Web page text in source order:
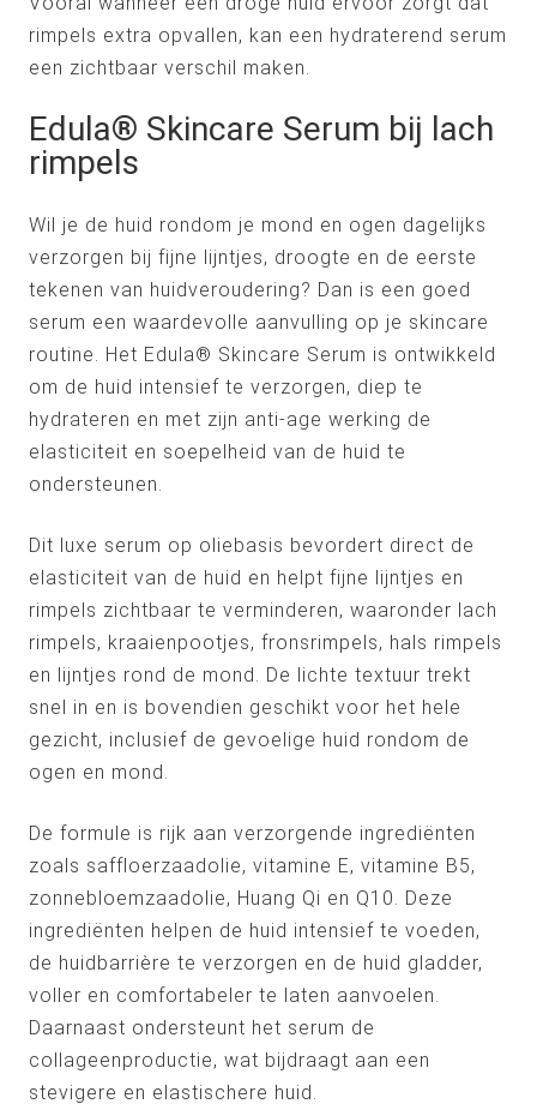
rimpels extra opvallen, kan een hydraterend serum
een zichtbaar verschil maken.
Edula® Skincare Serum bij lach
rimpels
Wil je de huid rondom je mond en ogen dagelijks
verzorgen bij fijne lijntjes, droogte en de eerste
tekenen van huidveroudering? Dan is een goed
serum een waardevolle aanvulling op je skincare
routine. Het Edula® Skincare Serum is ontwikkeld
om de huid intensief te verzorgen, diep te
hydrateren en met zijn anti-age werking de
elasticiteit en soepelheid van de huid te
ondersteunen.
Dit luxe serum op oliebasis bevordert direct de
elasticiteit van de huid en helpt fijne lijntjes en
rimpels zichtbaar te verminderen, waaronder lach
rimpels, kraaienpootjes, fronsrimpels, hals rimpels
en lijntjes rond de mond. De lichte textuur trekt
snel in en is bovendien geschikt voor het hele
gezicht, inclusief de gevoelige huid rondom de
ogen en mond.
De formule is rijk aan verzorgende ingrediënten
zoals saffloerzaadolie, vitamine E, vitamine B5,
zonnebloemzaadolie, Huang Qi en Q10. Deze
ingrediënten helpen de huid intensief te voeden,
de huidbarrière te verzorgen en de huid gladder,
voller en comfortabeler te laten aanvoelen.
Daarnaast ondersteunt het serum de
collageenproductie, wat bijdraagt aan een
stevigere en elastischere huid.